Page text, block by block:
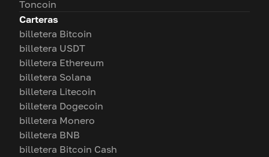
Toncoin
Carteras
billetera Bitcoin
billetera USDT
billetera Ethereum
billetera Solana
billetera Litecoin
billetera Dogecoin
billetera Monero
billetera BNB
billetera Bitcoin Cash